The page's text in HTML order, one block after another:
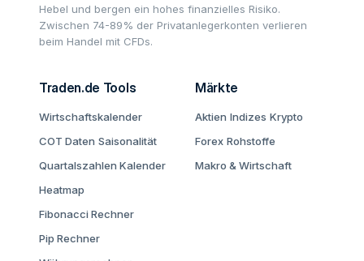
Hebel und bergen ein hohes finanzielles Risiko.
Zwischen 74-89% der Privatanlegerkonten verlieren
beim Handel mit CFDs.
Traden.de Tools
Wirtschaftskalender
COT Daten Saisonalität
Quartalszahlen Kalender
Heatmap
Fibonacci Rechner
Pip Rechner
Märkte
Aktien Indizes Krypto
Forex Rohstoffe
Makro & Wirtschaft